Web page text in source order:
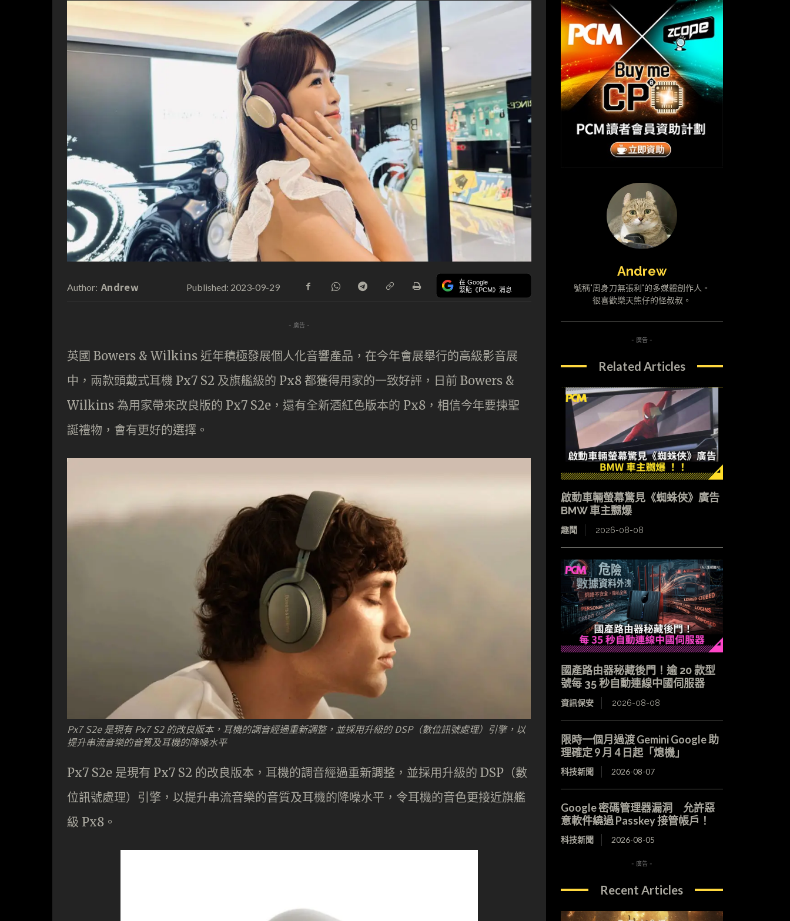
Author: Andrew Published: 2023-09-29 在 Google
緊貼《PCM》消息
- 廣告 -
英國 Bowers & Wilkins 近年積極發展個人化音響產品，在今年會展舉行的高級影音展
中，兩款頭戴式耳機 Px7 S2 及旗艦級的 Px8 都獲得用家的一致好評，日前 Bowers &
Wilkins 為用家帶來改良版的 Px7 S2e，還有全新酒紅色版本的 Px8，相信今年要揀聖
誕禮物，會有更好的選擇。
Px7 S2e 是現有 Px7 S2 的改良版本，耳機的調音經過重新調整，並採用升級的 DSP（數位訊號處理）引擎，以
提升串流音樂的音質及耳機的降噪水平
Px7 S2e 是現有 Px7 S2 的改良版本，耳機的調音經過重新調整，並採用升級的 DSP（數
位訊號處理）引擎，以提升串流音樂的音質及耳機的降噪水平，令耳機的音色更接近旗艦
級 Px8。
Andrew
號稱"周身刀無張利"的多媒體創作人。
很喜歡樂天熊仔的怪叔叔。
- 廣告 -
Related Articles
啟動車輛螢幕驚見《蜘蛛俠》廣告
BMW 車主嬲爆
趣聞 2026-08-08
國產路由器秘藏後門！逾 20 款型
號每 35 秒自動連線中國伺服器
資訊保安 2026-08-08
限時一個月過渡 Gemini Google 助
理確定 9 月 4 日起「熄機」
科技新聞 2026-08-07
Google 密碼管理器漏洞 允許惡
意軟件繞過 Passkey 接管帳戶！
科技新聞 2026-08-05
- 廣告 -
Recent Articles